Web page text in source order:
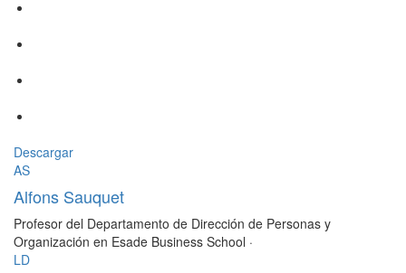
Descargar
AS
Alfons Sauquet
Profesor del Departamento de Dirección de Personas y
Organización en Esade Business School ·
LD